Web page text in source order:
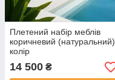
Плетений набір меблів
коричневий (натуральний)
колір
14 500 ₴